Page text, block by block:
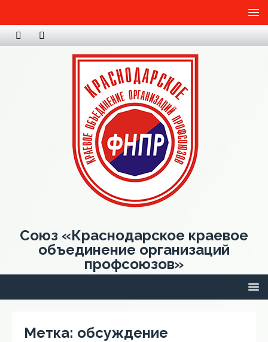
Союз «Краснодарское краевое
объединение организаций
профсоюзов»
Метка: обсуждение